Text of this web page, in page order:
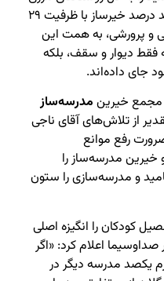
ارومیه بازگرداند. چهار آموزشگاه صد درصد خیرساز با ظرفیت ۲۹
ورزشی و پرورشی، به همت این
دیوار و سقف، بلکه
جای داده‌اند.
مجمع خیرین مدرسه‌ساز
از تلاش‌های آقای ناجی
رفع موانع
خیرین مدرسه‌ساز را
و مدرسه‌سازی را ستون
کودکان را انگیزه اصلی
اعلام کرد: «اگر
یکصد مدرسه دیگر در